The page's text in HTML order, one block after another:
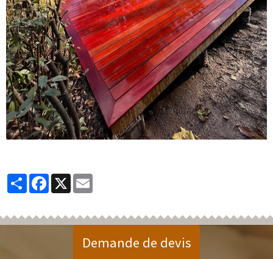
PartagerFacebook
X
Demande de devis